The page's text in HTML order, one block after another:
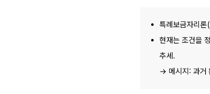
특례보금자리
현재는 조건을
추세.
→ 메시지: 과거